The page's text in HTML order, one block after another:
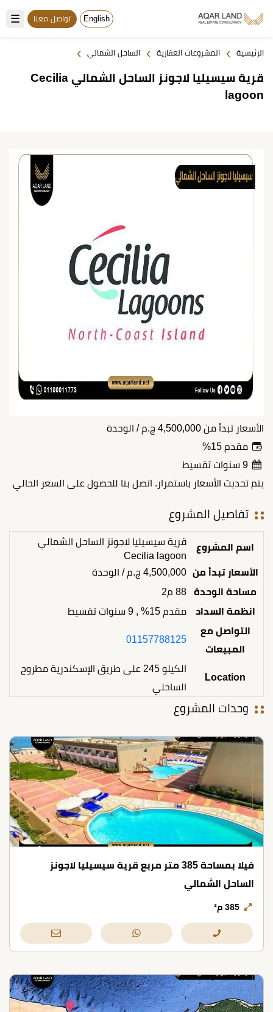
☰ English تواصل معنا
الرئيسية › المشروعات العقارية › الساحل الشمالي ›
قرية سيسيليا لاجونز الساحل الشمالي Cecilia
lagoon
الأسعار تبدأ من 4,500,000 ج.م / الوحدة
مقدم 15%
9 سنوات تقسيط
يتم تحديث الأسعار باستمرار. اتصل بنا للحصول على السعر الحالي
تفاصيل المشروع
اسم المشروع
قرية سيسيليا لاجونز الساحل الشمالي
Cecilia lagoon
الأسعار تبدأ من 4,500,000 ج.م / الوحدة
مساحة الوحدة
88 م2
انظمة السداد
مقدم 15% , 9 سنوات تقسيط
التواصل مع
المبيعات
01157788125
Location
الكيلو 245 على طريق الإسكندرية مطروح
الساحلي
وحدات المشروع
فيلا بمساحة 385 متر مربع قرية سيسيليا لاجونز
الساحل الشمالي
385 م²